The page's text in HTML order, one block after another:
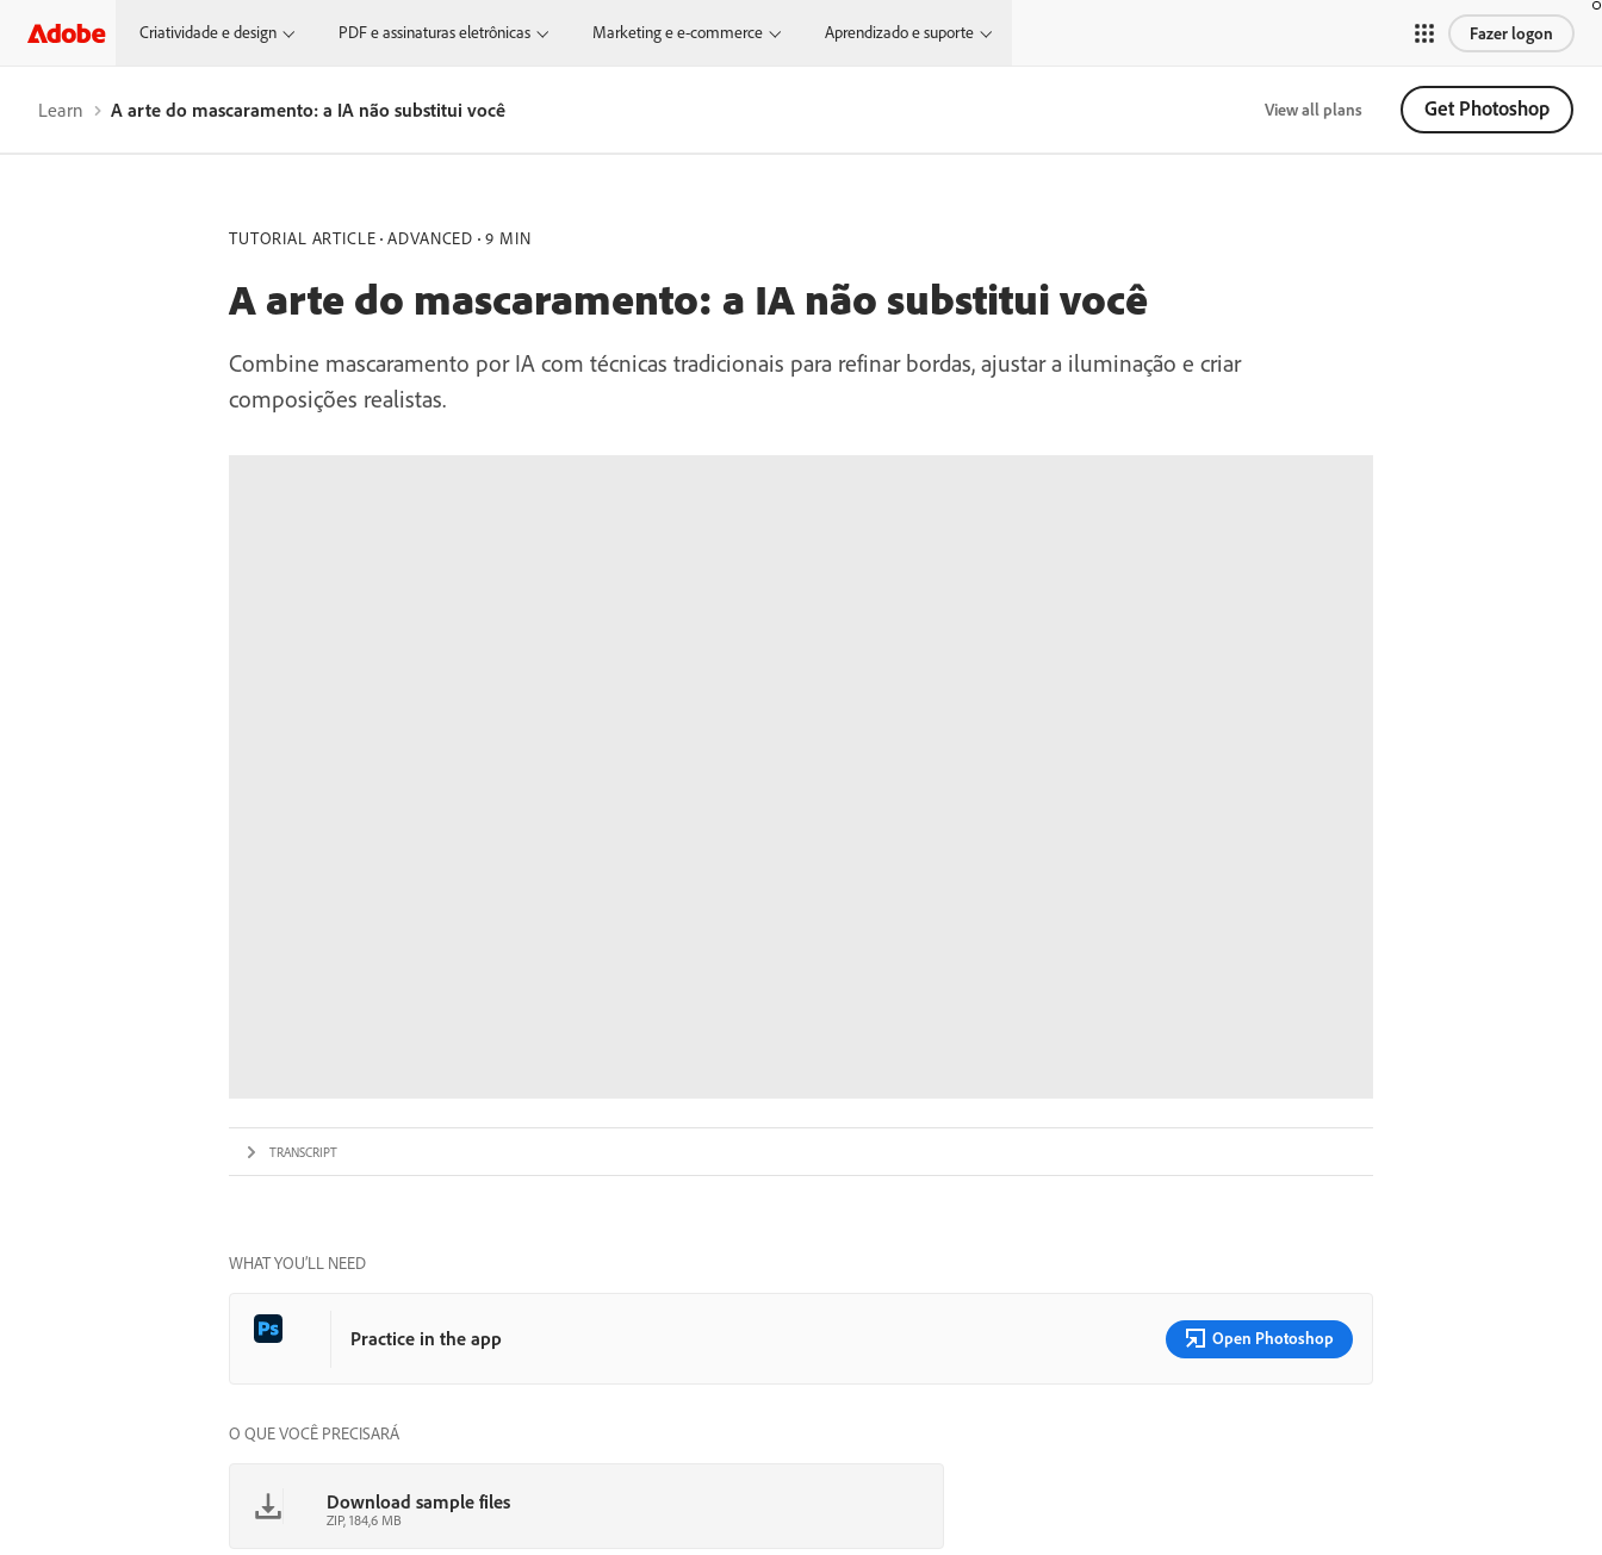
Criatividade e design PDF e assinaturas eletrônicas Marketing e e-commerce Aprendizado e suporte Fazer logon
Learn A arte do mascaramento: a IA não substitui você View all plans Get Photoshop
TUTORIAL ARTICLE ADVANCED 9 MIN
A arte do mascaramento: a IA não substitui você
Combine mascaramento por IA com técnicas tradicionais para refinar bordas, ajustar a iluminação e criar
composições realistas.
TRANSCRIPT
WHAT YOU’LL NEED
Practice in the app Open Photoshop
O QUE VOCÊ PRECISARÁ
Download sample files
ZIP, 184,6 MB